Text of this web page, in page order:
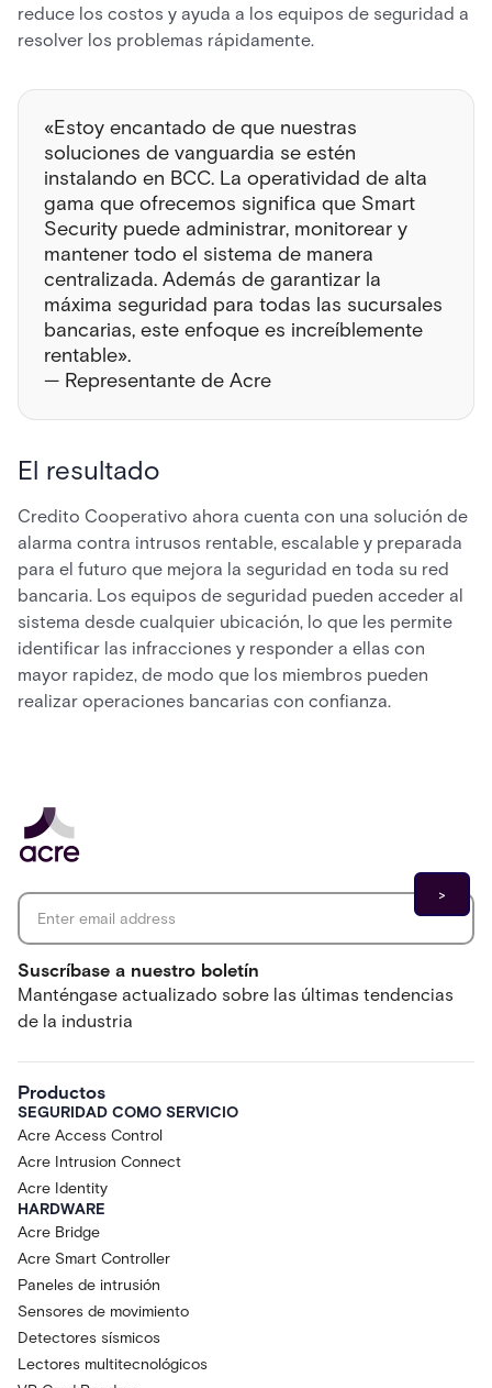
reduce los costos y ayuda a los equipos de seguridad a
resolver los problemas rápidamente.
«Estoy encantado de que nuestras
soluciones de vanguardia se estén
instalando en BCC. La operatividad de alta
gama que ofrecemos significa que Smart
Security puede administrar, monitorear y
mantener todo el sistema de manera
centralizada. Además de garantizar la
máxima seguridad para todas las sucursales
bancarias, este enfoque es increíblemente
rentable».
— Representante de Acre
El resultado
Credito Cooperativo ahora cuenta con una solución de
alarma contra intrusos rentable, escalable y preparada
para el futuro que mejora la seguridad en toda su red
bancaria. Los equipos de seguridad pueden acceder al
sistema desde cualquier ubicación, lo que les permite
identificar las infracciones y responder a ellas con
mayor rapidez, de modo que los miembros pueden
realizar operaciones bancarias con confianza.
Suscríbase a nuestro boletín
Manténgase actualizado sobre las últimas tendencias
de la industria
Productos
SEGURIDAD COMO SERVICIO
Acre Access Control
Acre Intrusion Connect
Acre Identity
HARDWARE
Acre Bridge
Acre Smart Controller
Paneles de intrusión
Sensores de movimiento
Detectores sísmicos
Lectores multitecnológicos